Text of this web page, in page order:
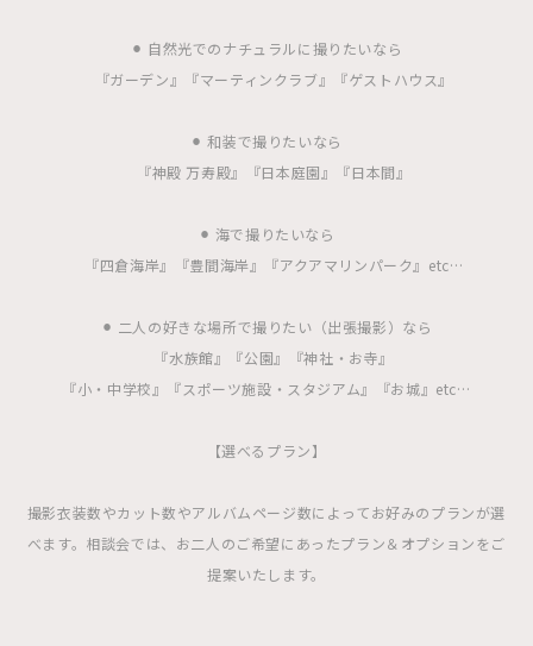
⚫︎ 自然光でのナチュラルに撮りたいなら
『ガーデン』『マーティンクラブ』『ゲストハウス』
⚫︎ 和装で撮りたいなら
『神殿 万寿殿』『日本庭園』『日本間』
⚫︎ 海で撮りたいなら
『四倉海岸』『豊間海岸』『アクアマリンパーク』etc…
⚫︎ 二人の好きな場所で撮りたい（出張撮影）なら
『水族館』『公園』『神社・お寺』
『小・中学校』『スポーツ施設・スタジアム』『お城』etc…
【選べるプラン】
撮影衣装数やカット数やアルバムページ数によってお好みのプランが選
べます。相談会では、お二人のご希望にあったプラン＆オプションをご
提案いたします。